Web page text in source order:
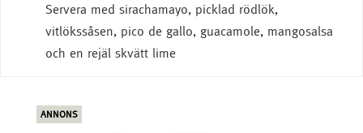
Servera med sirachamayo, picklad rödlök,
vitlökssåsen, pico de gallo, guacamole, mangosalsa
och en rejäl skvätt lime
ANNONS